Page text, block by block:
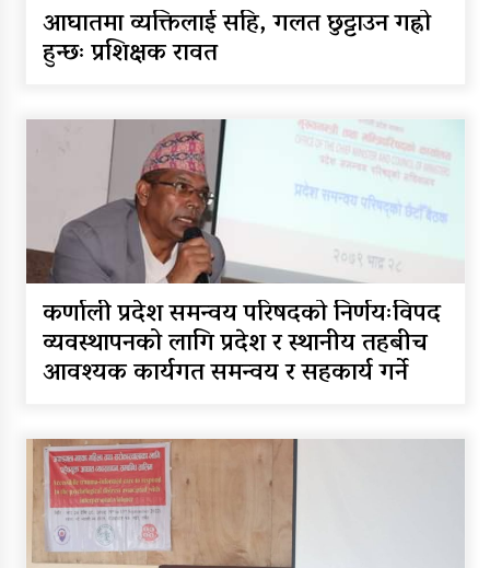
आघातमा व्यक्तिलाई सहि, गलत छुट्टाउन गह्रो
हुन्छः प्रशिक्षक रावत
कर्णाली प्रदेश समन्वय परिषदको निर्णयःविपद
व्यवस्थापनको लागि प्रदेश र स्थानीय तहबीच
आवश्यक कार्यगत समन्वय र सहकार्य गर्ने